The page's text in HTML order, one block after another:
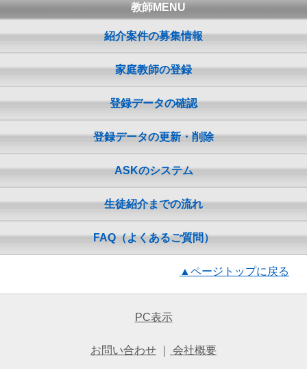
教師MENU
紹介案件の募集情報
家庭教師の登録
登録データの確認
登録データの更新・削除
ASKのシステム
生徒紹介までの流れ
FAQ（よくあるご質問）
▲ページトップに戻る
PC表示
お問い合わせ 会社概要